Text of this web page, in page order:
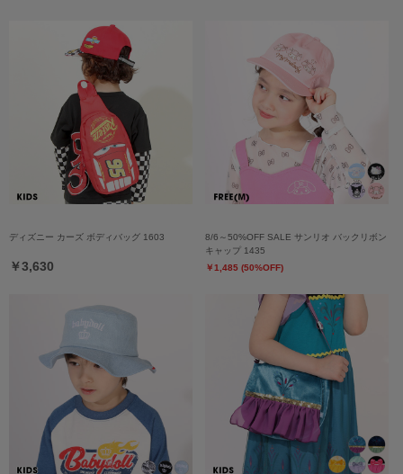
ディズニー カーズ ボディバッグ 1603
￥3,630
8/6～50%OFF SALE サンリオ バックリボン
キャップ 1435
￥1,485 (50%OFF)